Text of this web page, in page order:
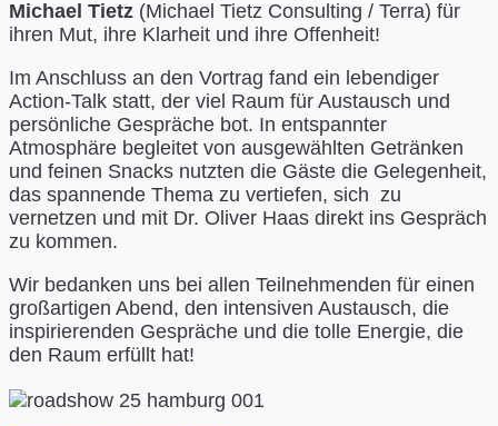
Michael Tietz (Michael Tietz Consulting / Terra) für
ihren Mut, ihre Klarheit und ihre Offenheit!
Im Anschluss an den Vortrag fand ein lebendiger
Action-Talk statt, der viel Raum für Austausch und
persönliche Gespräche bot. In entspannter
Atmosphäre begleitet von ausgewählten Getränken
und feinen Snacks nutzten die Gäste die Gelegenheit,
das spannende Thema zu vertiefen, sich zu
vernetzen und mit Dr. Oliver Haas direkt ins Gespräch
zu kommen.
Wir bedanken uns bei allen Teilnehmenden für einen
großartigen Abend, den intensiven Austausch, die
inspirierenden Gespräche und die tolle Energie, die
den Raum erfüllt hat!